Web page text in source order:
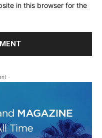
in this browser for the
-